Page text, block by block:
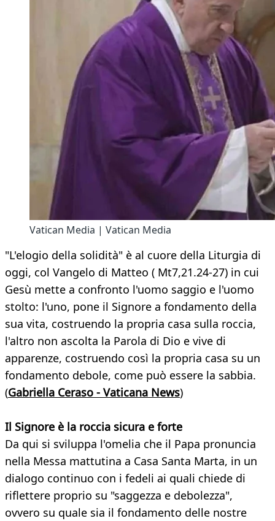
Vatican Media | Vatican Media
"L'elogio della solidità" è al cuore della Liturgia di
oggi, col Vangelo di Matteo ( Mt7,21.24-27) in cui
Gesù mette a confronto l'uomo saggio e l'uomo
stolto: l'uno, pone il Signore a fondamento della
sua vita, costruendo la propria casa sulla roccia,
l'altro non ascolta la Parola di Dio e vive di
apparenze, costruendo così la propria casa su un
fondamento debole, come può essere la sabbia.
(Gabriella Ceraso - Vaticana News)
Il Signore è la roccia sicura e forte
Da qui si sviluppa l'omelia che il Papa pronuncia
nella Messa mattutina a Casa Santa Marta, in un
dialogo continuo con i fedeli ai quali chiede di
riflettere proprio su "saggezza e debolezza",
ovvero su quale sia il fondamento delle nostre